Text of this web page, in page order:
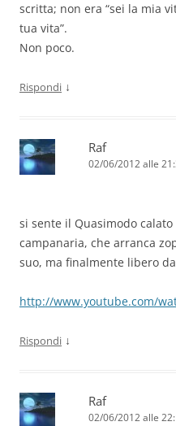
scritta; non era “sei la mia
tua vita”.
Non poco.
Rispondi ↓
Raf
02/06/2012 alle
si sente il Quasimodo
campanaria, che arranca
suo, ma finalmente libero
http://www.youtube.com/
Rispondi ↓
Raf
02/06/2012 alle